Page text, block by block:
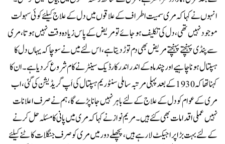
انہوں نے کہا کہ مری سمیت اطراف کے علاقوں میں دل کے علاج کیلئے کوئی سہولت
موجود نہیں تھی، دل کی تکلیف ہو جائے تو مریض کے پاس زیادہ وقت نہیں ہوتا، مری
سے پنڈی پہنچتے پہنچتے مریض بھی دم توڑ دیتا ہے، اس لئے میں نے سوچا کہ یہاں دل کا
ہسپتال ہونا چاہیے اور چند ماہ کے اندر اندر کارڈیک سینٹر نے کام شروع کر دیا ہے۔ان کا
کہنا تھا کہ 1930 کے بعد پہلی مرتبہ ساملی سنٹوریم ہسپتال کی اَپ گریڈیشن کی گئی، اب
مری کے عوام کو دل کے علاج کے لئے باہر نہیں جانا پڑے گا، ہم نے صرف اعلانات
نہیں عملی اقدامات بھی کئے ہیں۔مریم نواز نے کہا کہ مری میں پانی کا مسئلہ حل کرنے
کے لئے بہت بڑا پراجیکٹ لا رہے ہیں، پچھلے دور میں مری کو صرف جنگلات کاٹنے کیلئے